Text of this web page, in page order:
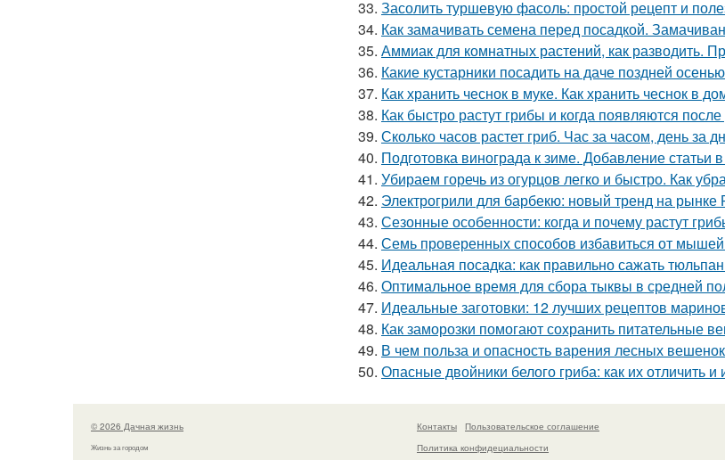
33. Засолить туршевую фасоль: простой рецепт и
34. Как замачивать семена перед посадкой.
35. Аммиак для комнатных растений, как разводить.
36. Какие кустарники посадить на даче поздней
37. Как хранить чеснок в муке. Как хранить чеснок в
38. Как быстро растут грибы и когда появляются
39. Сколько часов растет гриб. Час за часом, день за
40. Подготовка винограда к зиме. Добавление статьи
41. Убираем горечь из огурцов легко и быстро. Как
42. Электрогрили для барбекю: новый тренд на рынке
43. Сезонные особенности: когда и почему растут
44. Семь проверенных способов избавиться от
45. Идеальная посадка: как правильно сажать
46. Оптимальное время для сбора тыквы в средней
47. Идеальные заготовки: 12 лучших рецептов
48. Как заморозки помогают сохранить питательные
49. В чем польза и опасность варения лесных вешенок
50. Опасные двойники белого гриба: как их отличить и
© 2026 Дачная жизнь
Жизнь за городом
Контакты
Пользовательское соглашение
Политика конфидециальности